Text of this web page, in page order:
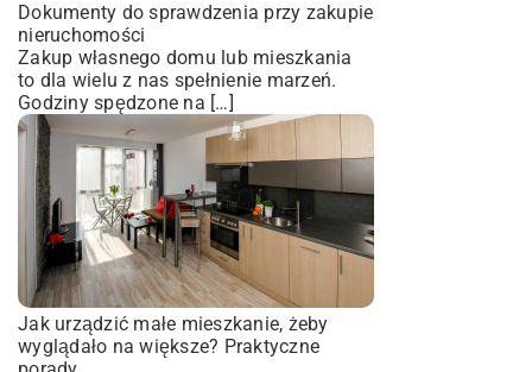
Dokumenty do sprawdzenia przy zakupie
nieruchomości
Zakup własnego domu lub mieszkania
to dla wielu z nas spełnienie marzeń.
Godziny spędzone na […]
Jak urządzić małe mieszkanie, żeby
wyglądało na większe? Praktyczne